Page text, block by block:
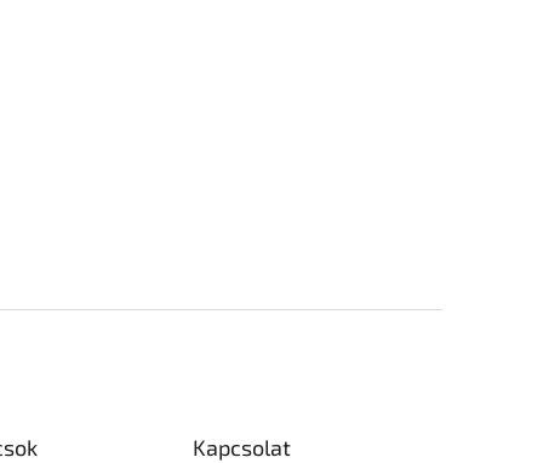
Kapcsolat